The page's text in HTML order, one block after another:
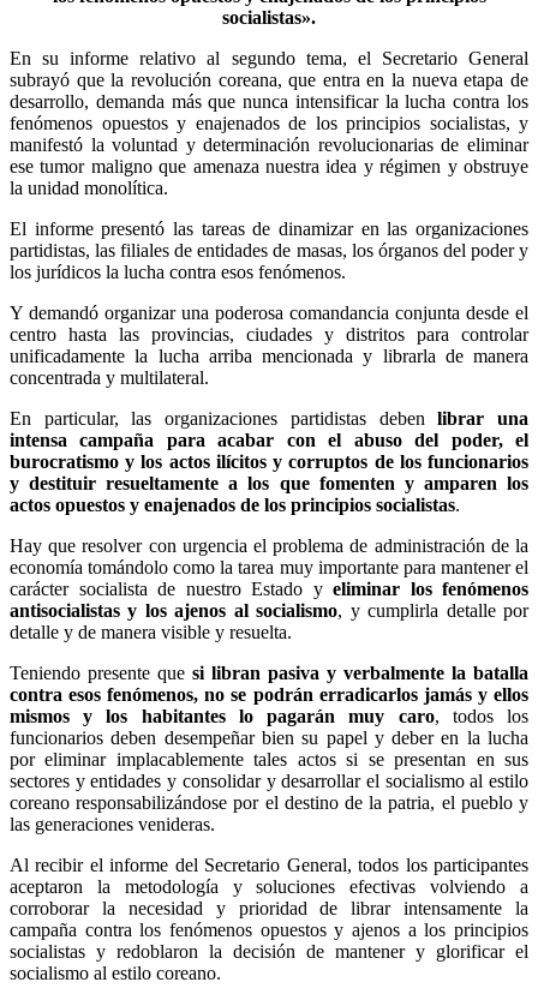
socialistas».
En su informe relativo al segundo tema, el Secretario General
subrayó que la revolución coreana, que entra en la nueva etapa de
desarrollo, demanda más que nunca intensificar la lucha contra los
fenómenos opuestos y enajenados de los principios socialistas, y
manifestó la voluntad y determinación revolucionarias de eliminar
ese tumor maligno que amenaza nuestra idea y régimen y obstruye
la unidad monolítica.
El informe presentó las tareas de dinamizar en las organizaciones
partidistas, las filiales de entidades de masas, los órganos del poder y
los jurídicos la lucha contra esos fenómenos.
Y demandó organizar una poderosa comandancia conjunta desde el
centro hasta las provincias, ciudades y distritos para controlar
unificadamente la lucha arriba mencionada y librarla de manera
concentrada y multilateral.
En particular, las organizaciones partidistas debenlibrar una
intensa campaña para acabar con el abuso del poder, el
burocratismo y los actos ilícitos y corruptos de los funcionarios
y destituir resueltamente a los que fomenten y amparen los
actos opuestos y enajenados de los principios socialistas.
Hay que resolver con urgencia el problema de administración de la
economía tomándolo como la tarea muy importante para mantener el
carácter socialista de nuestro Estado y eliminar los fenómenos
antisocialistas y los ajenos al socialismo, y cumplirla detalle por
detalle y de manera visible y resuelta.
Teniendo presente que si libran pasiva y verbalmente la batalla
contra esos fenómenos, no se podrán erradicarlos jamás y ellos
mismos y los habitantes lo pagarán muy caro, todos los
funcionarios deben desempeñar bien su papel y deber en la lucha
por eliminar implacablemente tales actos si se presentan en sus
sectores y entidades y consolidar y desarrollar el socialismo al estilo
coreano responsabilizándose por el destino de la patria, el pueblo y
las generaciones venideras.
Al recibir el informe del Secretario General, todos los participantes
aceptaron la metodología y soluciones efectivas volviendo a
corroborar la necesidad y prioridad de librar intensamente la
campaña contra los fenómenos opuestos y ajenos a los principios
socialistas y redoblaron la decisión de mantener y glorificar el
socialismo al estilo coreano.